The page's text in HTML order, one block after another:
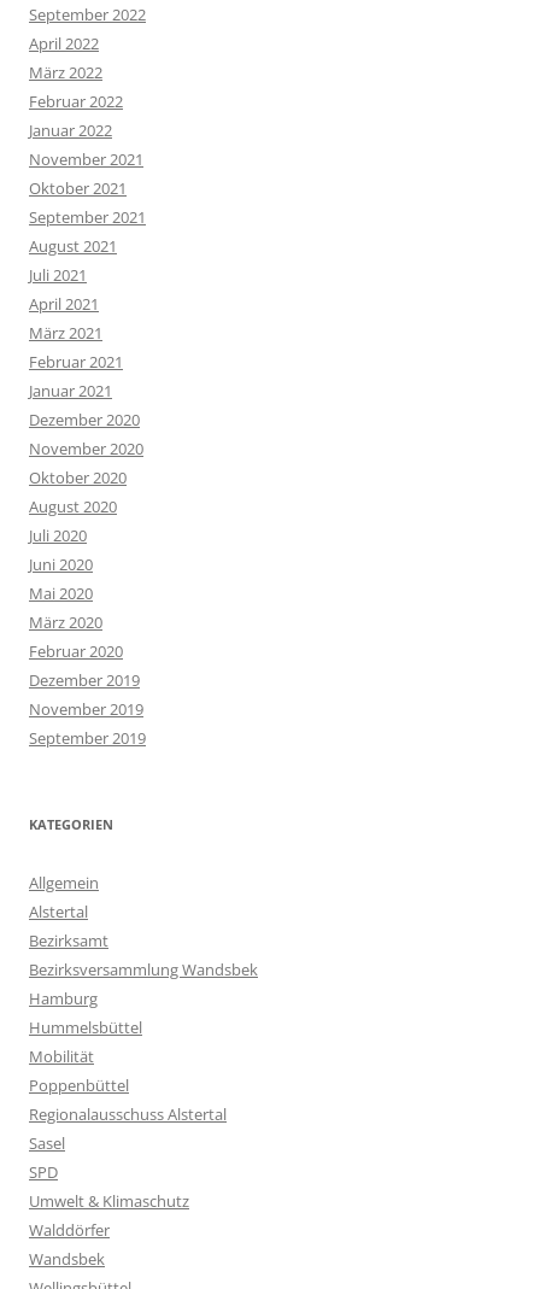
September 2022
April 2022
März 2022
Februar 2022
Januar 2022
November 2021
Oktober 2021
September 2021
August 2021
Juli 2021
April 2021
März 2021
Februar 2021
Januar 2021
Dezember 2020
November 2020
Oktober 2020
August 2020
Juli 2020
Juni 2020
Mai 2020
März 2020
Februar 2020
Dezember 2019
November 2019
September 2019
KATEGORIEN
Allgemein
Alstertal
Bezirksamt
Bezirksversammlung Wandsbek
Hamburg
Hummelsbüttel
Mobilität
Poppenbüttel
Regionalausschuss Alstertal
Sasel
SPD
Umwelt & Klimaschutz
Walddörfer
Wandsbek